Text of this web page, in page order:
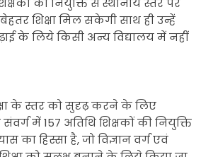
की नियुक्ति से स्थानीय स्तर पर
शिक्षा मिल सकेगी साथ ही उन्हें
के लिये किसी अन्य विद्यालय में नहीं
के स्तर को सुदृढ़ करने के लिए
संवर्ग में 157 अतिथि शिक्षकों की नियुक्ति
का हिस्सा है, जो विज्ञान वर्ग एवं